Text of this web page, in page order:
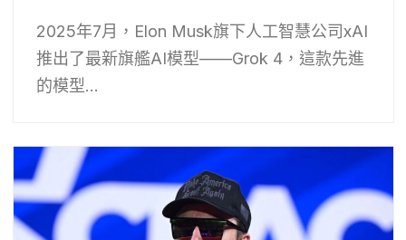
2025年7月，Elon Musk旗下人工智慧公司xAI
推出了最新旗艦AI模型——Grok 4，這款先進
的模型...